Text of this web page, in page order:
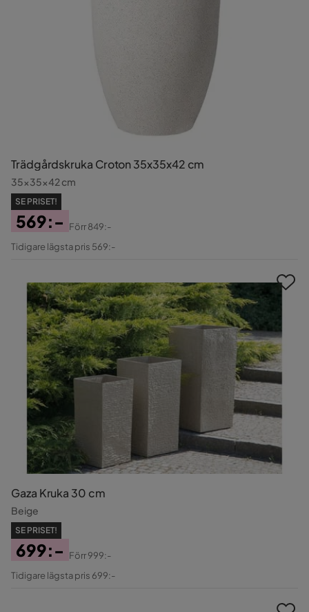
Trädgårdskruka Croton 35x35x42 cm
35x35x42 cm
SE PRISET!
Pris
569:-
Original
Förr849:-
Tidigare lägsta pris 569:-
Gaza Kruka 30 cm
Beige
SE PRISET!
Pris
699:-
Original
Förr999:-
Tidigare lägsta pris 699:-